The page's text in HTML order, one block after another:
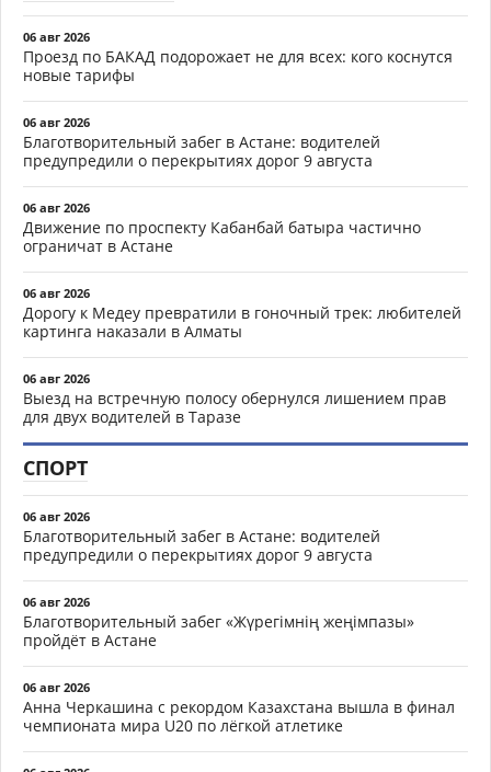
06 авг 2026
Проезд по БАКАД подорожает не для всех: кого коснутся
новые тарифы
06 авг 2026
Благотворительный забег в Астане: водителей
предупредили о перекрытиях дорог 9 августа
06 авг 2026
Движение по проспекту Кабанбай батыра частично
ограничат в Астане
06 авг 2026
Дорогу к Медеу превратили в гоночный трек: любителей
картинга наказали в Алматы
06 авг 2026
Выезд на встречную полосу обернулся лишением прав
для двух водителей в Таразе
СПОРТ
06 авг 2026
Благотворительный забег в Астане: водителей
предупредили о перекрытиях дорог 9 августа
06 авг 2026
Благотворительный забег «Жүрегімнің жеңімпазы»
пройдёт в Астане
06 авг 2026
Анна Черкашина с рекордом Казахстана вышла в финал
чемпионата мира U20 по лёгкой атлетике